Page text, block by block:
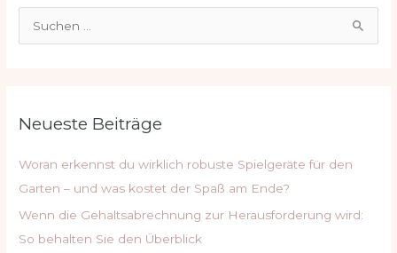
e
n
a
c
h
Neueste Beiträge
Woran erkennst du wirklich robuste Spielgeräte für den
Garten – und was kostet der Spaß am Ende?
Wenn die Gehaltsabrechnung zur Herausforderung wird:
So behalten Sie den Überblick